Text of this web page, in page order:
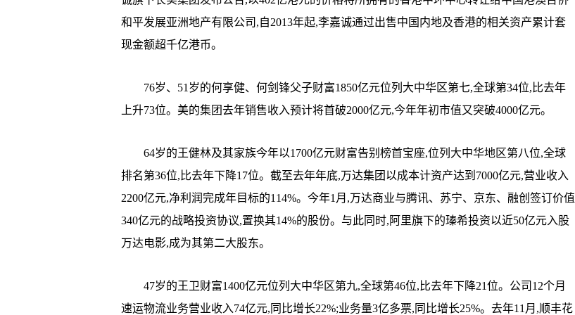
和平发展亚洲地产有限公司,自2013年起,李嘉诚通过出售中国内地及香港的相关资产累计套
现金额超千亿港币。
76岁、51岁的何享健、何剑锋父子财富1850亿元位列大中华区第七,全球第34位,比去年
上升73位。美的集团去年销售收入预计将首破2000亿元,今年年初市值又突破4000亿元。
64岁的王健林及其家族今年以1700亿元财富告别榜首宝座,位列大中华地区第八位,全球
排名第36位,比去年下降17位。截至去年年底,万达集团以成本计资产达到7000亿元,营业收入
2200亿元,净利润完成年目标的114%。今年1月,万达商业与腾讯、苏宁、京东、融创签订价值
340亿元的战略投资协议,置换其14%的股份。与此同时,阿里旗下的瑧希投资以近50亿元入股
万达电影,成为其第二大股东。
47岁的王卫财富1400亿元位列大中华区第九,全球第46位,比去年下降21位。公司12个月
速运物流业务营业收入74亿元,同比增长22%;业务量3亿多票,同比增长25%。去年11月,顺丰花